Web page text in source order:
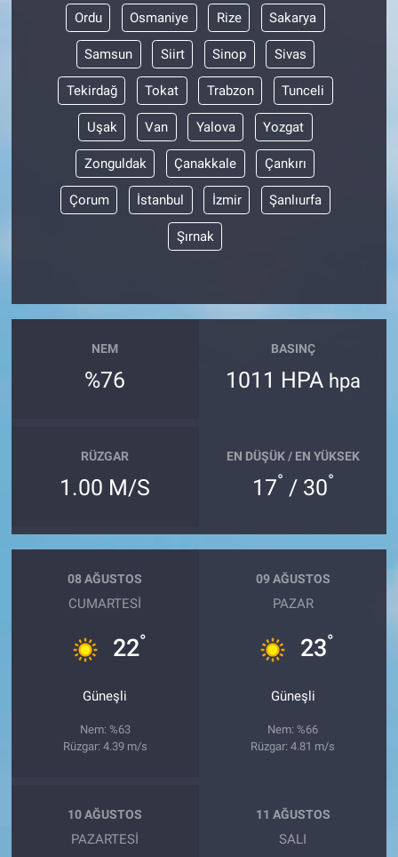
Ordu Osmaniye Rize Sakarya
Samsun Siirt Sinop Sivas
Tekirdağ Tokat Trabzon Tunceli
Uşak Van Yalova Yozgat
Zonguldak Çanakkale Çankırı
Çorum İstanbul İzmir Şanlıurfa
Şırnak
NEM
%76
BASINÇ
1011 HPA hpa
RÜZGAR
1.00 M/S
EN DÜŞÜK / EN YÜKSEK
17° / 30°
08 AĞUSTOS
CUMARTESI
22°
Güneşli
Nem: %63
Rüzgar: 4.39 m/s
09 AĞUSTOS
PAZAR
23°
Güneşli
Nem: %66
Rüzgar: 4.81 m/s
10 AĞUSTOS
PAZARTESI
11 AĞUSTOS
SALI